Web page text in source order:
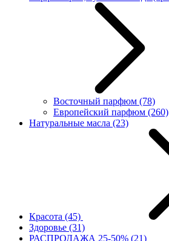
Восточный парфюм (78)
Европейский парфюм (260)
Натуральные масла (23)
Красота (45)
Здоровье (31)
РАСПРОДАЖА 25-50% (21)